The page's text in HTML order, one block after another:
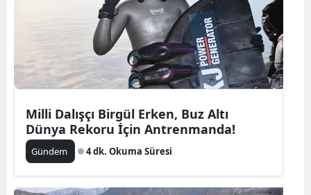
Milli Dalışçı Birgül Erken, Buz Altı
Dünya Rekoru İçin Antrenmanda!
Gündem 4 dk. Okuma Süresi